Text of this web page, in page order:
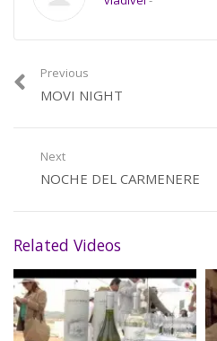
acercarse más a una fiesta y
te invitamos a ver el vídeo y revivir
Category:Feria de Vinos
Previous
MOVI NIGHT
Next
NOCHE DEL CARMENERE
Related Videos